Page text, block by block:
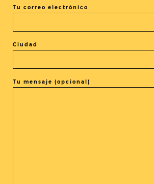
El evento está terminado.
Tu correo electrónico
Ciudad
Tu mensaje (opcional)